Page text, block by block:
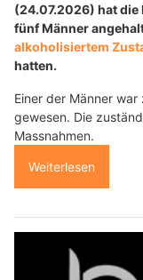
(24.07.2026) hat
fünf Männer
alkoholisiertem
hatten.
Einer der Männer
gewesen. Die
Massnahmen.
Weiterlesen